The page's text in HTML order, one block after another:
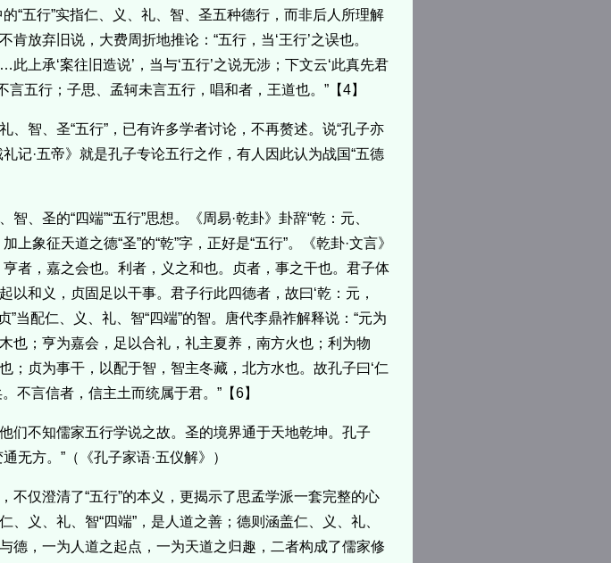
“五行”实指仁、义、礼、智、圣五种德行，而非后人所理解
放弃旧说，大费周折地推论：“五行，当‘王行’之误也。
上承‘案往旧造说’，当与‘五行’之说无涉；下文云‘此真先君
言五行；子思、孟轲未言五行，唱和者，王道也。”【4】
、智、圣“五行”，已有许多学者讨论，不再赘述。说“孔子亦
记·五帝》就是孔子专论五行之作，有人因此认为战国“五德
、圣的“四端”“五行”思想。《周易·乾卦》卦辞“乾：元、
上象征天道之德“圣”的“乾”字，正好是“五行”。《乾卦·文言》
者，嘉之会也。利者，义之和也。贞者，事之干也。君子体
以和义，贞固足以干事。君子行此四德者，故曰‘乾：元，
”当配仁、义、礼、智“四端”的智。唐代李鼎祚解释说：“元为
也；亨为嘉会，足以合礼，礼主夏养，南方火也；利为物
；贞为事干，以配于智，智主冬藏，北方水也。故孔子曰‘仁
不言信者，信主土而统属于君。”【6】
们不知儒家五行学说之故。圣的境界通于天地乾坤。孔子
无方。”（《孔子家语·五仪解》）
不仅澄清了“五行”的本义，更揭示了思孟学派一套完整的心
、义、礼、智“四端”，是人道之善；德则涵盖仁、义、礼、
德，一为人道之起点，一为天道之归趣，二者构成了儒家修